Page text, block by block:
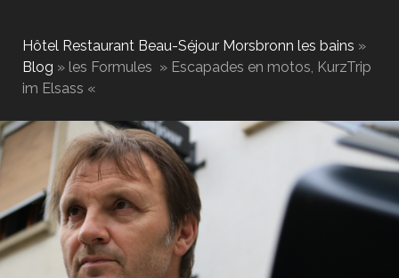
Hôtel Restaurant Beau-Séjour Morsbronn les bains »
Blog » les Formules » Escapades en motos, KurzTrip
im Elsass «